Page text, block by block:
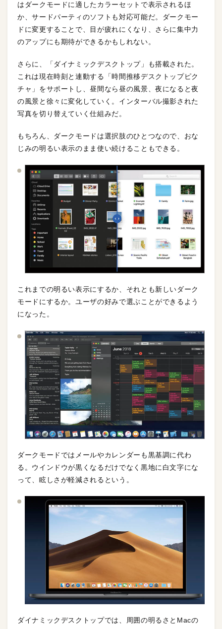
はダークモードに適したカラーセットで表示されるほ
か、サードパーティのソフトも対応可能だ。ダークモー
ドに変更することで、目が疲れにくなり、さらに集中力
のアップにも期待ができるかもしれない。
さらに、「ダイナミックデスクトップ」も搭載された。
これは現在時刻と連動する「時間推移デスクトップピク
チャ」をサポートし、昼間なら昼の風景、夜になると夜
の風景と徐々に変化していく。インターバル撮影された
写真を切り替えていく仕組みだ。
もちろん、ダークモードは選択肢のひとつなので、おな
じみの明るい表示のまま使い続けることもできる。
これまでの明るい表示にするか、それとも新しいダーク
モードにするか。ユーザの好みで選ぶことができるよう
になった。
ダークモードではメールやカレンダーも黒基調に代わ
る。ウインドウが黒くなるだけでなく黒地に白文字にな
って、眩しさが軽減されるという。
ダイナミックデスクトップでは、周囲の明るさとMacの